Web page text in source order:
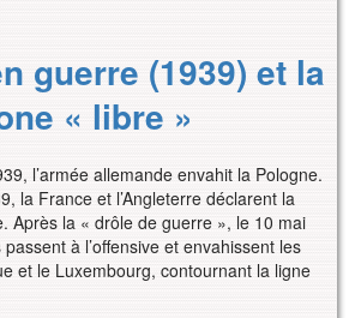
guerre (1939) et la
« libre »
l’armée allemande envahit la Pologne.
la France et l’Angleterre déclarent la
Après la « drôle de guerre », le 10 mai
à l’offensive et envahissent les
et le Luxembourg, contournant la ligne